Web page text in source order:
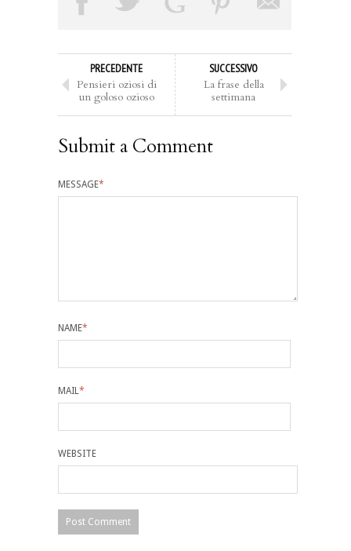
PRECEDENTE
Pensieri oziosi di
un goloso ozioso
SUCCESSIVO
La frase della
settimana
Submit a Comment
MESSAGE*
NAME*
MAIL *
WEBSITE